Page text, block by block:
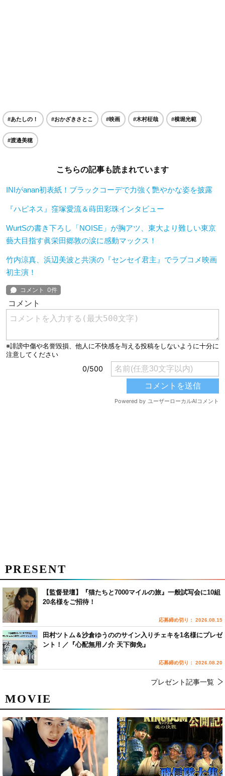
#あたしの！ #おかざきさとこ #映画 #木村柾哉 #横堀光範
#渡邉美穂
こちらの記事も読まれています
INIがanan初表紙！ブラックコーデで力強く艷やかな姿を披露
『ハピネス』窪塚愛流＆蒔田彩珠インタビュー
WurtSの書き下ろし「NOISE」が胸アツ、東大より難しい東京
藝大目指す眞栄田郷敦の涙に感動マックス！
竹内涼真、浜辺美波と共演の『センセイ君主』でラブコメ映画
初主演！
MOVIE
PRESENT
【監督登壇】『猫たちと7000マイルの旅』一般試写会に10組
20名様をご招待！
応募締め切り： 2026.08.15
田村ツトム＆沙倉ゆうののサイン入りチェキを1名様にプレゼ
ント！／『心配無用ノ介 天下御免』
応募締め切り： 2026.08.20
プレゼント記事一覧